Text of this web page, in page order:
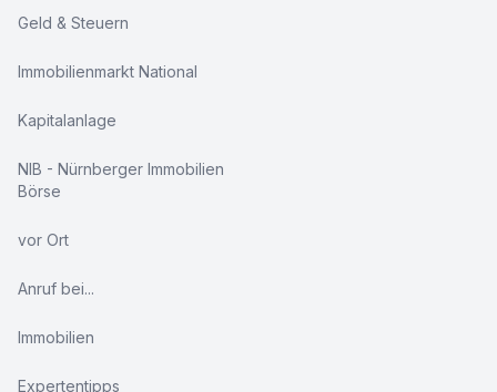
Geld & Steuern
Immobilienmarkt National
Kapitalanlage
NIB - Nürnberger Immobilien
Börse
vor Ort
Anruf bei...
Immobilien
Expertentipps